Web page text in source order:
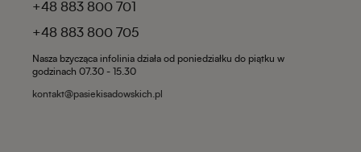
+48 883 800 701
+48 883 800 705
Nasza bzycząca infolinia działa od poniedziałku do piątku w
godzinach 07.30 - 15.30
kontakt@pasiekisadowskich.pl